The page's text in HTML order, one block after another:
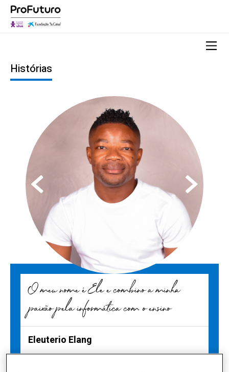
Histórias
O meu nome é Ele e combino a minha
paixão pela informática com o ensino
Eleuterio Elang